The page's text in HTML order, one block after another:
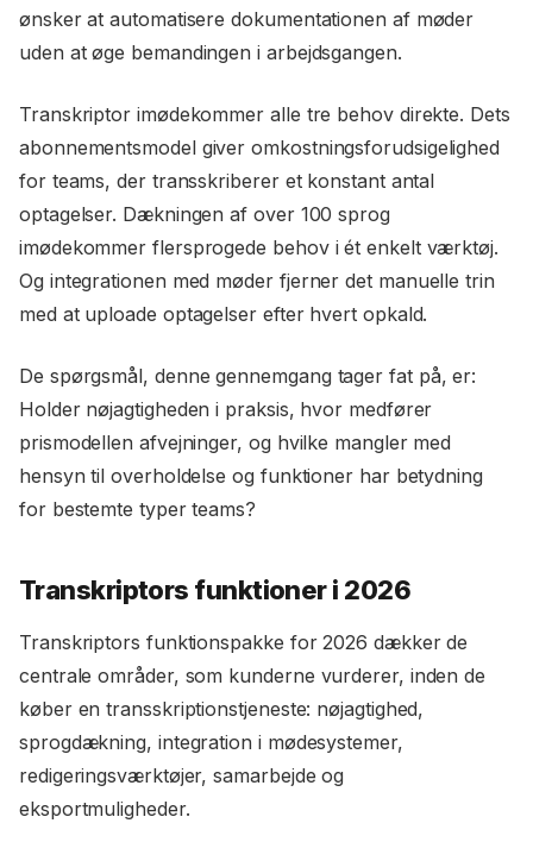
ønsker at automatisere dokumentationen af møder
uden at øge bemandingen i arbejdsgangen.
Transkriptor imødekommer alle tre behov direkte. Dets
abonnementsmodel giver omkostningsforudsigelighed
for teams, der transskriberer et konstant antal
optagelser. Dækningen af over 100 sprog
imødekommer flersprogede behov i ét enkelt værktøj.
Og integrationen med møder fjerner det manuelle trin
med at uploade optagelser efter hvert opkald.
De spørgsmål, denne gennemgang tager fat på, er:
Holder nøjagtigheden i praksis, hvor medfører
prismodellen afvejninger, og hvilke mangler med
hensyn til overholdelse og funktioner har betydning
for bestemte typer teams?
Transkriptors funktioner i 2026
Transkriptors funktionspakke for 2026 dækker de
centrale områder, som kunderne vurderer, inden de
køber en transskriptionstjeneste: nøjagtighed,
sprogdækning, integration i mødesystemer,
redigeringsværktøjer, samarbejde og
eksportmuligheder.